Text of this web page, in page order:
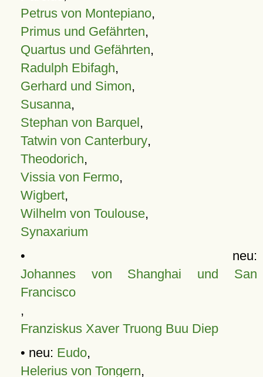
Petrus von Montepiano,
Primus und Gefährten,
Quartus und Gefährten,
Radulph Ebifagh,
Gerhard und Simon,
Susanna,
Stephan von Barquel,
Tatwin von Canterbury,
Theodorich,
Vissia von Fermo,
Wigbert,
Wilhelm von Toulouse,
Synaxarium
• neu:
Johannes von Shanghai und San
Francisco
,
Franziskus Xaver Truong Buu Diep
• neu: Eudo,
Helerius von Tongern,